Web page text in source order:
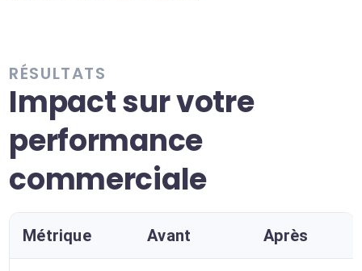
RÉSULTATS
Impact sur votre
performance
commerciale
Métrique Avant Après